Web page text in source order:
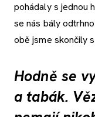
pohádaly s jednou
se nás bály
obě jsme skončily
Hodně se
a tabák.